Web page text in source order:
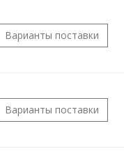
Варианты поставки
Варианты поставки